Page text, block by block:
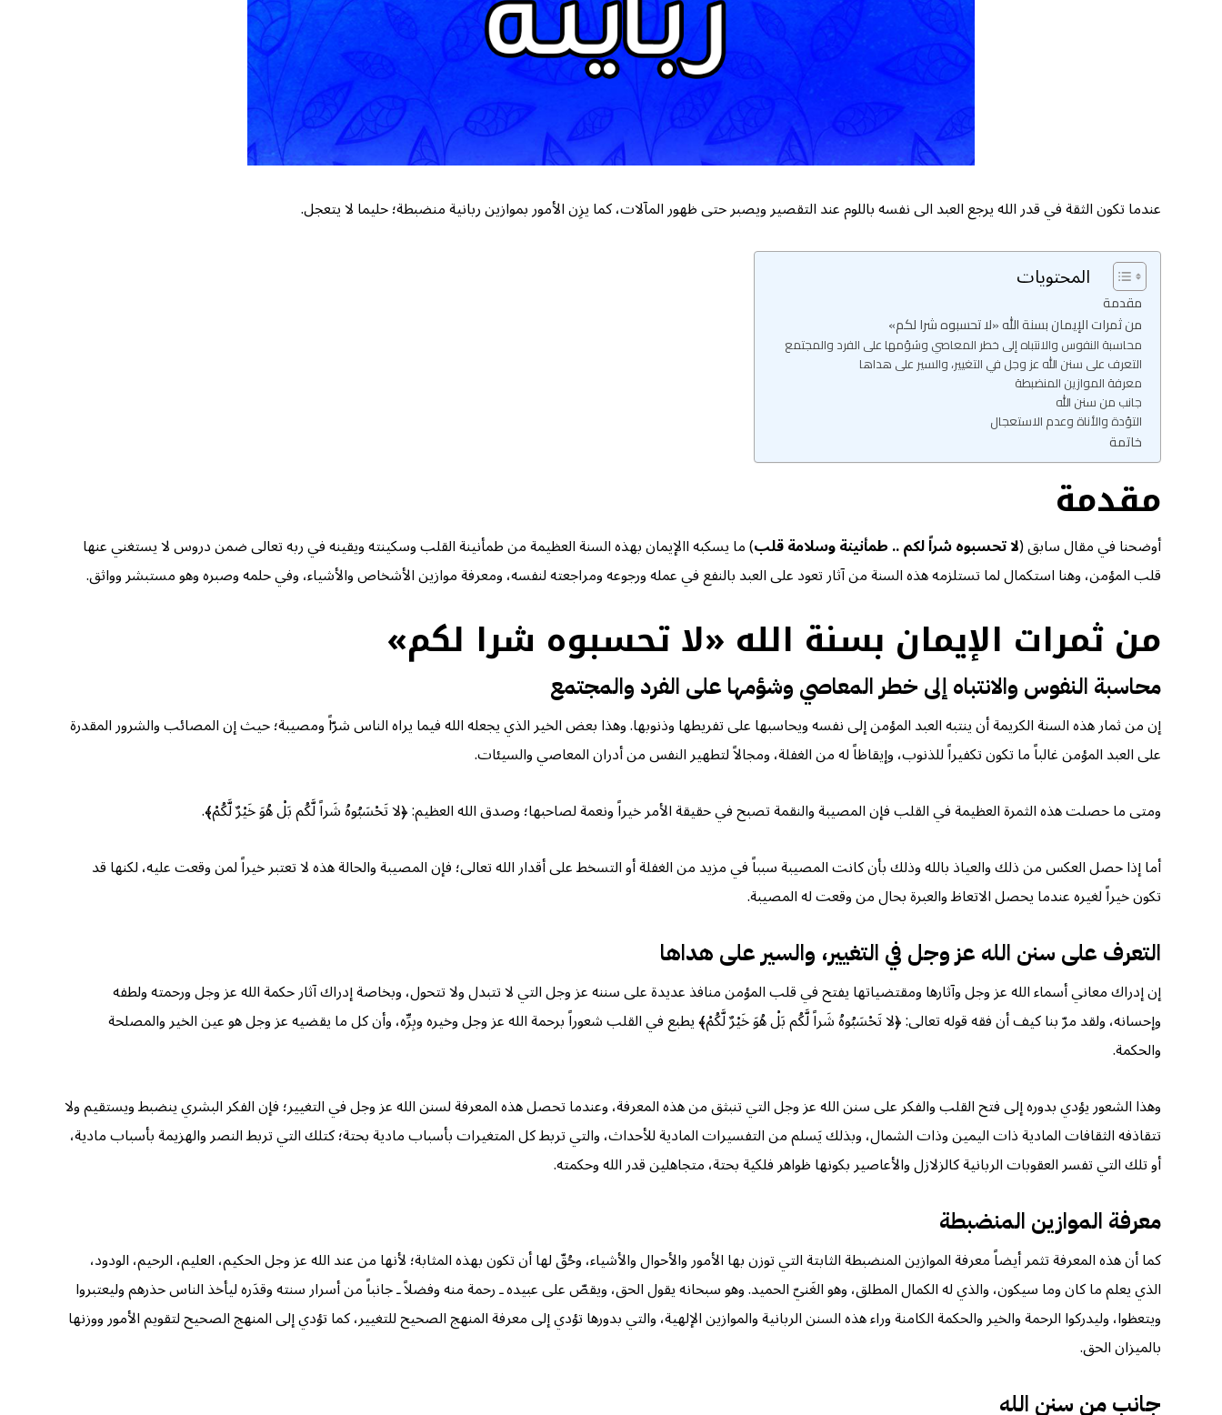
عندما تكون الثقة في قدر الله يرجع العبد الى نفسه باللوم عند التقصير ويصبر حتى ظهور المآلات، كما يزِن الأمور بموازين ربانية منضبطة؛ حليما لا يتعجل.
المحتويات
مقدمة
من ثمرات الإيمان بسنة الله «لا تحسبوه شرا لكم»
محاسبة النفوس والانتباه إلى خطر المعاصي وشؤمها على الفرد والمجتمع
التعرف على سنن الله عز وجل في التغيير، والسير على هداها
معرفة الموازين المنضبطة
جانب من سنن الله
التؤدة والأناة وعدم الاستعجال
خاتمة
مقدمة
أوضحنا في مقال سابق (لا تحسبوه شراً لكم .. طمأنينة وسلامة قلب) ما يسكبه االإيمان بهذه السنة العظيمة من طمأنينة القلب وسكينته ويقينه في ربه تعالى ضمن دروس لا يستغني عنها
قلب المؤمن، وهنا استكمال لما تستلزمه هذه السنة من آثار تعود على العبد بالنفع في عمله ورجوعه ومراجعته لنفسه، ومعرفة موازين الأشخاص والأشياء، وفي حلمه وصبره وهو مستبشر وواثق.
من ثمرات الإيمان بسنة الله «لا تحسبوه شرا لكم»
محاسبة النفوس والانتباه إلى خطر المعاصي وشؤمها على الفرد والمجتمع
إن من ثمار هذه السنة الكريمة أن ينتبه العبد المؤمن إلى نفسه ويحاسبها على تفريطها وذنوبها. وهذا بعض الخير الذي يجعله الله فيما يراه الناس شرّاً ومصيبة؛ حيث إن المصائب والشرور المقدرة
على العبد المؤمن غالباً ما تكون تكفيراً للذنوب، وإيقاظاً له من الغفلة، ومجالاً لتطهير النفس من أدران المعاصي والسيئات.
ومتى ما حصلت هذه الثمرة العظيمة في القلب فإن المصيبة والنقمة تصبح في حقيقة الأمر خيراً ونعمة لصاحبها؛ وصدق الله العظيم: ﴿لا تَحْسَبُوهُ شَراً لَّكُم بَلْ هُوَ خَيْرٌ لَّكُمْ﴾.
أما إذا حصل العكس من ذلك والعياذ بالله وذلك بأن كانت المصيبة سبباً في مزيد من الغفلة أو التسخط على أقدار الله تعالى؛ فإن المصيبة والحالة هذه لا تعتبر خيراً لمن وقعت عليه، لكنها قد
تكون خيراً لغيره عندما يحصل الاتعاظ والعبرة بحال من وقعت له المصيبة.
التعرف على سنن الله عز وجل في التغيير، والسير على هداها
إن إدراك معاني أسماء الله عز وجل وآثارها ومقتضياتها يفتح في قلب المؤمن منافذ عديدة على سننه عز وجل التي لا تتبدل ولا تتحول، وبخاصة إدراك آثار حكمة الله عز وجل ورحمته ولطفه
وإحسانه، ولقد مرّ بنا كيف أن فقه قوله تعالى: ﴿لا تَحْسَبُوهُ شَراً لَّكُم بَلْ هُوَ خَيْرٌ لَّكُمْ﴾ يطبع في القلب شعوراً برحمة الله عز وجل وخيره وبِرِّه، وأن كل ما يقضيه عز وجل هو عين الخير والمصلحة
والحكمة.
وهذا الشعور يؤدي بدوره إلى فتح القلب والفكر على سنن الله عز وجل التي تنبثق من هذه المعرفة، وعندما تحصل هذه المعرفة لسنن الله عز وجل في التغيير؛ فإن الفكر البشري ينضبط ويستقيم ولا
تتقاذفه الثقافات المادية ذات اليمين وذات الشمال، وبذلك يَسلم من التفسيرات المادية للأحداث، والتي تربط كل المتغيرات بأسباب مادية بحتة؛ كتلك التي تربط النصر والهزيمة بأسباب مادية،
أو تلك التي تفسر العقوبات الربانية كالزلازل والأعاصير بكونها ظواهر فلكية بحتة، متجاهلين قدر الله وحكمته.
معرفة الموازين المنضبطة
كما أن هذه المعرفة تثمر أيضاً معرفة الموازين المنضبطة الثابتة التي توزن بها الأمور والأحوال والأشياء، وحُقّ لها أن تكون بهذه المثابة؛ لأنها من عند الله عز وجل الحكيم، العليم، الرحيم، الودود،
الذي يعلم ما كان وما سيكون، والذي له الكمال المطلق، وهو الغَنيّ الحميد. وهو سبحانه يقول الحق، ويقصّ على عبيده ـ رحمة منه وفضلاً ـ جانباً من أسرار سنته وقدَره ليأخذ الناس حذرهم وليعتبروا
ويتعظوا، وليدركوا الرحمة والخير والحكمة الكامنة وراء هذه السنن الربانية والموازين الإلهية، والتي بدورها تؤدي إلى معرفة المنهج الصحيح للتغيير، كما تؤدي إلى المنهج الصحيح لتقويم الأمور ووزنها
بالميزان الحق.
جانب من سنن الله